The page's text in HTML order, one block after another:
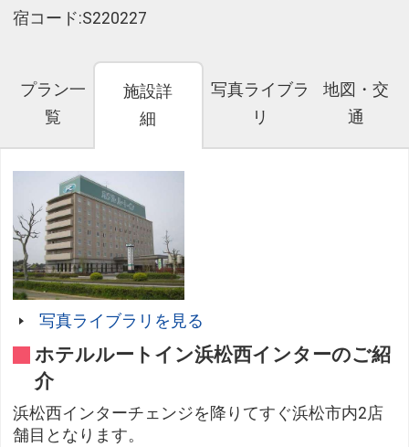
宿コード:S220227
プラン一
覧
施設詳
細
写真ライブラ
リ
地図・交
通
写真ライブラリを見る
ホテルルートイン浜松西インターのご紹
介
浜松西インターチェンジを降りてすぐ浜松市内2店
舗目となります。